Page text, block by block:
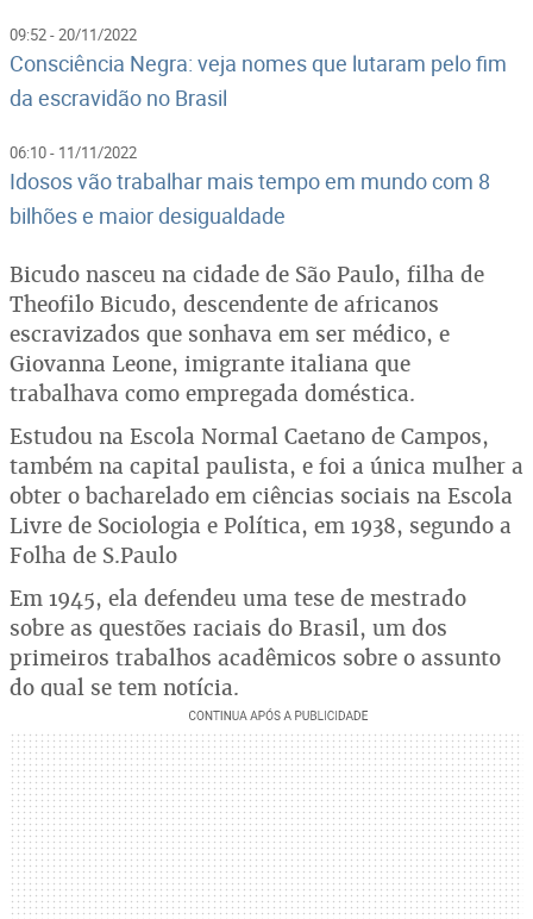
09:52 - 20/11/2022
Consciência Negra: veja nomes que lutaram pelo fim
da escravidão no Brasil
06:10 - 11/11/2022
Idosos vão trabalhar mais tempo em mundo com 8
bilhões e maior desigualdade
Bicudo nasceu na cidade de São Paulo, filha de
Theofilo Bicudo, descendente de africanos
escravizados que sonhava em ser médico, e
Giovanna Leone, imigrante italiana que
trabalhava como empregada doméstica.
Estudou na Escola Normal Caetano de Campos,
também na capital paulista, e foi a única mulher a
obter o bacharelado em ciências sociais na Escola
Livre de Sociologia e Política, em 1938, segundo a
Folha de S.Paulo
Em 1945, ela defendeu uma tese de mestrado
sobre as questões raciais do Brasil, um dos
primeiros trabalhos acadêmicos sobre o assunto
do qual se tem notícia.